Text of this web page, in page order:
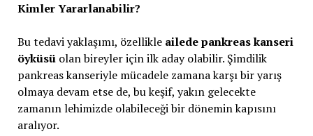
Kimler Yararlanabilir?
Bu tedavi yaklaşımı, özellikle ailede pankreas kanseri
öyküsüolan bireyler için ilk aday olabilir. Şimdilik
pankreas kanseriyle mücadele zamana karşı bir yarış
olmaya devam etse de, bu keşif, yakın gelecekte
zamanın lehimizde olabileceği bir dönemin kapısını
aralıyor.